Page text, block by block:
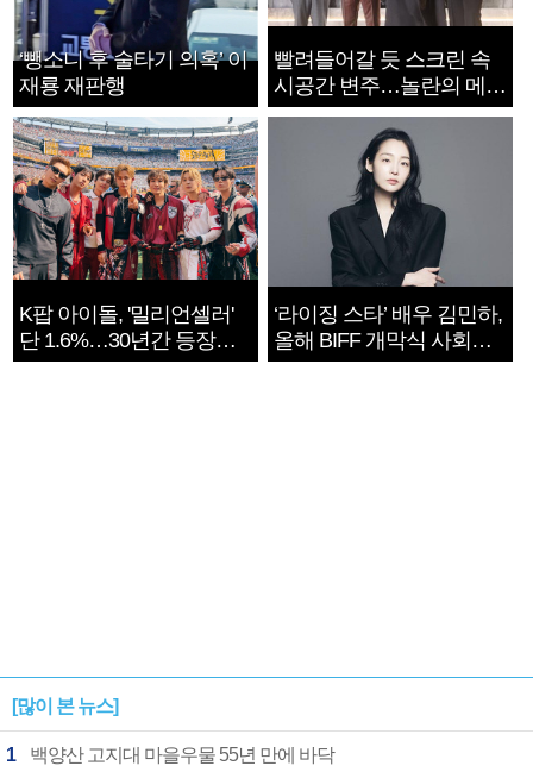
‘뺑소니 후 술타기 의혹’ 이
재룡 재판행
빨려들어갈 듯 스크린 속
시공간 변주…놀란의 메시
지는 ‘전쟁 속죄’
K팝 아이돌, '밀리언셀러'
단 1.6%…30년간 등장
1182개팀 전수조사
‘라이징 스타’ 배우 김민하,
올해 BIFF 개막식 사회자
확정
[많이 본 뉴스]
1 백양산 고지대 마을우물 55년 만에 바닥